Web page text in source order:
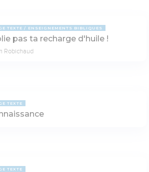
TEXTE ENSEIGNEMENTS BIBLIQUES
pas ta recharge d'huile !
Robichaud
TEXTE
TEXTE